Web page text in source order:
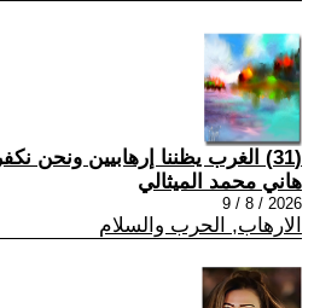
(31) الغرب يظننا إرهابيين ونحن نكفر بعضنا !!
هاني محمد الميثالي
2026 / 8 / 9
الارهاب, الحرب والسلام